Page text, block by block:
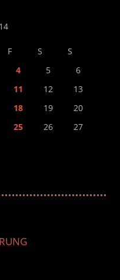
F S
S
4 5
6
11 12
13
18 19
20
25 26
27